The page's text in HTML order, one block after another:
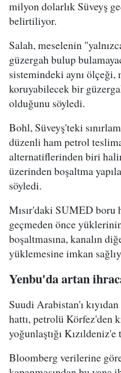
milyon dolarlık Süveyş
belirtiliyor.
Salah, meselenin
güzergah bulup
sistemindeki aynı
koruyabilecek bir
olduğunu söyledi.
Bohl, Süveyş'teki
düzenli ham petrol
alternatiflerinden biri
üzerinden boşaltma
söyledi.
Mısır'daki SUMED boru
geçmeden önce
boşaltmasına, kanalın
yüklemesine imkan
Yenbu'da artan
Suudi Arabistan'ı
hattı, petrolü Körfez'den
yoğunlaştığı Kızıldeniz'e
Bloomberg verilerine